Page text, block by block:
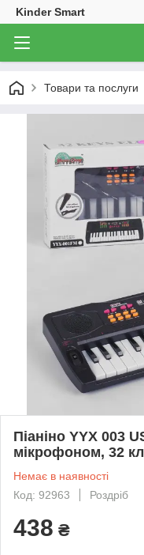
Kinder Smart
Товари та послуги
Піаніно YYX 003
мікрофоном, 32
Немає в наявності
Код: 92963
Роздріб
438 ₴